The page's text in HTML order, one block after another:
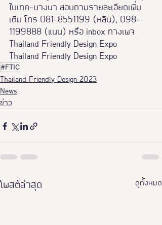
ไบเทค-บางนา สอบถามรายละเอียดเพิ่ม
เติม โทร 081-8551199 (หลิน), 098-
1199888 (แนน) หรือ inbox ทางเพจ
Thailand Friendly Design Expo
Thailand Friendly Design Expo
#FTIC
Thailand Friendly Design 2023
News
ข่าว
โพสต์ล่าสุด ดูทั้งหมด